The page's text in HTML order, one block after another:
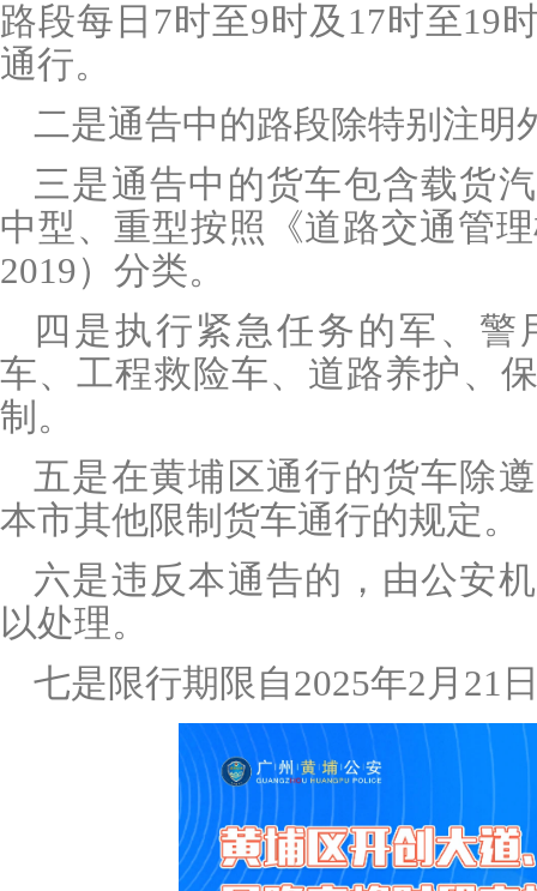
路段每日 7时至9时及 17时至19
通行。
二是通告中的路段除特别注明
三是通告中的货车包含载货
中型、重型按照《道路交通管
2019）分类。
四是执行紧急任务的军、
车、工程救险车、道路养护、
制。
五是在黄埔区通行的货车除
本市其他限制货车通行的规定。
六是违反本通告的，由公安
以处理。
七是限行期限自2025年2 月 21